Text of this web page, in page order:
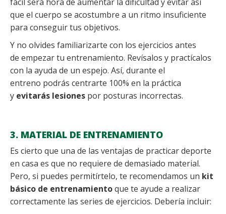
que el cuerpo se acostumbre a un ritmo insuficiente
para conseguir tus objetivos.
Y no olvides familiarizarte con los ejercicios antes
de empezar tu entrenamiento. Revísalos y practícalos
con la ayuda de un espejo. Así, durante el
entreno podrás centrarte 100% en la práctica
y evitarás lesiones por posturas incorrectas.
3. MATERIAL DE ENTRENAMIENTO
Es cierto que una de las ventajas de practicar deporte
en casa es que no requiere de demasiado material.
Pero, si puedes permitírtelo, te recomendamos un kit
básico de entrenamientoque te ayude a realizar
correctamente las series de ejercicios. Debería incluir: